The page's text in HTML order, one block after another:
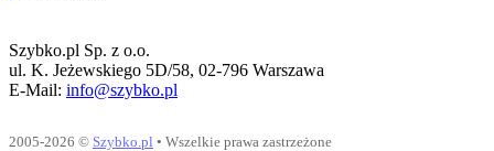
Szybko.pl Sp. z o.o.
ul. K. Jeżewskiego 5D/58, 02-796 Warszawa
E-Mail: info@szybko.pl
2005-2026 © Szybko.pl • Wszelkie prawa zastrzeżone